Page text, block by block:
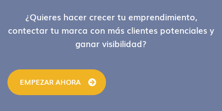
Footer¿Quieres hacer crecer tu emprendimiento,
contectar tu marca con más clientes potenciales y
ganar visibilidad?
EMPEZAR AHORA